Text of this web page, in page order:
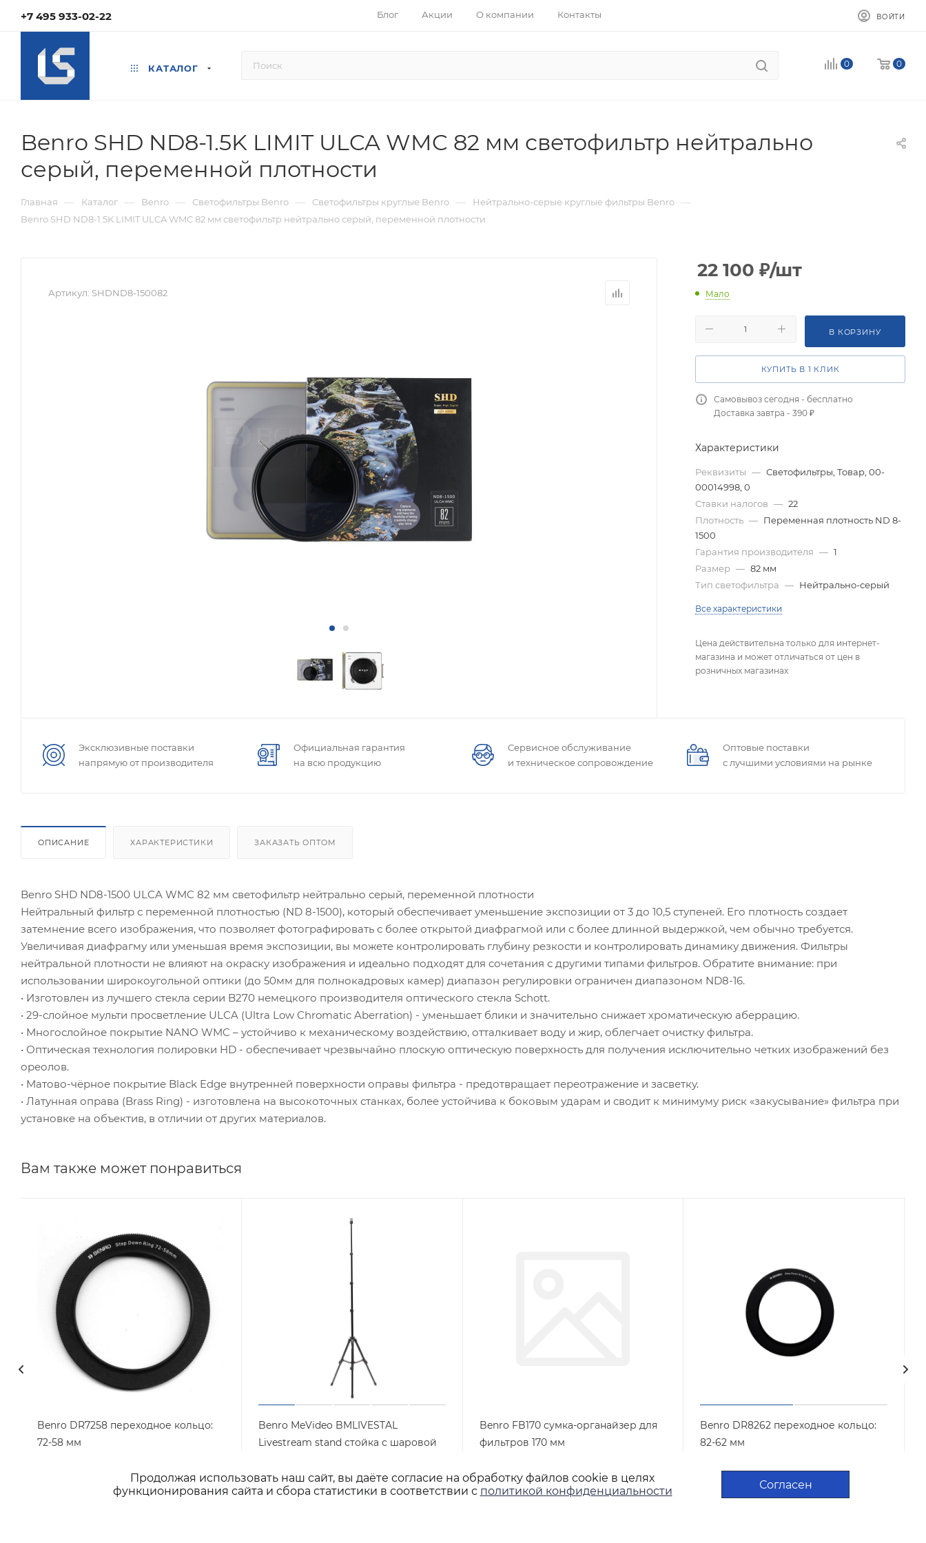
Продолжая использовать наш сайт, вы даёте согласие на обработку файлов cookie в целях
функционирования сайта и сбора статистики в соответствии с политикой конфиденциальности Согласен
+7 495 933-02-22 Блог Акции О компании Контакты ВОЙТИ
КАТАЛОГ 0 0
Benro SHD ND8-1.5K LIMIT ULCA WMC 82 мм светофильтр нейтрально
серый, переменной плотности
Главная — Каталог — Benro — Светофильтры Benro — Светофильтры круглые Benro — Нейтрально-серые круглые фильтры Benro —
Benro SHD ND8-1.5K LIMIT ULCA WMC 82 мм светофильтр нейтрально серый, переменной плотности
Артикул: SHDND8-150082
Эксклюзивные поставки
напрямую от производителя
Официальная гарантия
на всю продукцию
Сервисное обслуживание
и техническое сопровождение
Оптовые поставки
с лучшими условиями на рынке
ОПИСАНИЕ ХАРАКТЕРИСТИКИ ЗАКАЗАТЬ ОПТОМ
Benro SHD ND8-1500 ULCA WMC 82 мм светофильтр нейтрально серый, переменной плотности
Нейтральный фильтр с переменной плотностью (ND 8-1500), который обеспечивает уменьшение экспозиции от 3 до 10,5 ступеней. Его плотность создает
затемнение всего изображения, что позволяет фотографировать с более открытой диафрагмой или с более длинной выдержкой, чем обычно требуется.
Увеличивая диафрагму или уменьшая время экспозиции, вы можете контролировать глубину резкости и контролировать динамику движения. Фильтры
нейтральной плотности не влияют на окраску изображения и идеально подходят для сочетания с другими типами фильтров. Обратите внимание: при
использовании широкоугольной оптики (до 50мм для полнокадровых камер) диапазон регулировки ограничен диапазоном ND8-16.
• Изготовлен из лучшего стекла серии B270 немецкого производителя оптического стекла Schott.
• 29-слойное мульти просветление ULCA (Ultra Low Chromatic Aberration) - уменьшает блики и значительно снижает хроматическую аберрацию.
• Многослойное покрытие NANO WMC – устойчиво к механическому воздействию, отталкивает воду и жир, облегчает очистку фильтра.
• Оптическая технология полировки HD - обеспечивает чрезвычайно плоскую оптическую поверхность для получения исключительно четких изображений без
ореолов.
• Матово-чёрное покрытие Black Edge внутренней поверхности оправы фильтра - предотвращает переотражение и засветку.
• Латунная оправа (Brass Ring) - изготовлена на высокоточных станках, более устойчива к боковым ударам и сводит к минимуму риск «закусывание» фильтра при
установке на объектив, в отличии от других материалов.
Вам также может понравиться
Benro DR7258 переходное кольцо:
72-58 мм
Benro MeVideo BMLIVESTAL
Livestream stand стойка с шаровой
Мало Арт.: BMLIVESTAL
Benro FB170 сумка-органайзер для
фильтров 170 мм
Benro DR8262 переходное кольцо:
82-62 мм
22 100 ₽/шт
Мало
В КОРЗИНУ
КУПИТЬ В 1 КЛИК
Самовывоз сегодня - бесплатно
Доставка завтра - 390 ₽
Характеристики
Реквизиты — Светофильтры, Товар, 00-
00014998, 0
Ставки налогов — 22
Плотность — Переменная плотность ND 8-
1500
Гарантия производителя — 1
Размер — 82 мм
Тип светофильтра — Нейтрально-серый
Все характеристики
Цена действительна только для интернет-
магазина и может отличаться от цен в
розничных магазинах